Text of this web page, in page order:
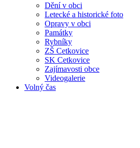
Dění v obci
Letecké a historické foto
Opravy v obci
Památky
Rybníky
ZŠ Cetkovice
SK Cetkovice
Zajímavosti obce
Videogalerie
Volný čas